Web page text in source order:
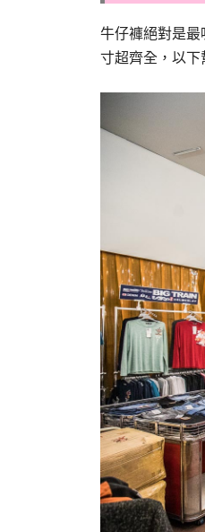
牛仔褲絕對是
寸超齊全，以下